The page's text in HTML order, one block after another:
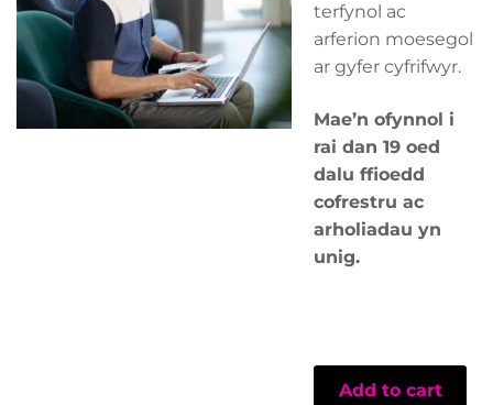
terfynol ac
arferion moesegol
ar gyfer cyfrifwyr.
Mae’n ofynnol i
rai dan 19 oed
dalu ffioedd
cofrestru ac
arholiadau yn
unig.
Add to cart